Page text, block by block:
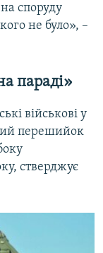
споруду
не було», –
параді»
військові у
перешийок
стверджує